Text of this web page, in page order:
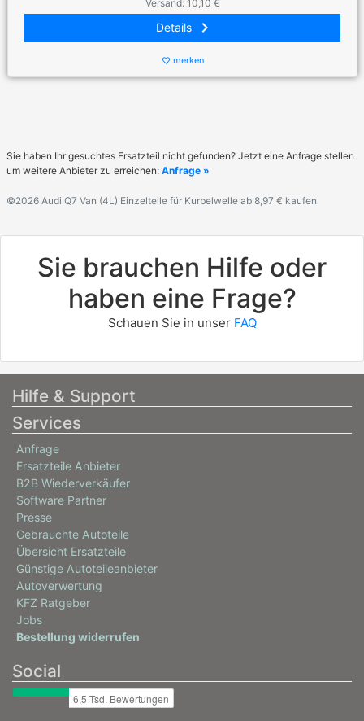
Versand: 10,10 €
Details keyboard_arrow_right
favorite_border merken
Sie haben Ihr gesuchtes Ersatzteil nicht gefunden? Jetzt eine Anfrage stellen
um weitere Anbieter zu erreichen: Anfrage »
©2026 Audi Q7 Van (4L) Einzelteile für Kurbelwelle ab 8,97 € kaufen
Sie brauchen Hilfe oder
haben eine Frage?
Schauen Sie in unser FAQ
Hilfe & Support
Services
Anfrage
Ersatzteile Anbieter
B2B Wiederverkäufer
Software Partner
Presse
Gebrauchte Autoteile
Übersicht Ersatzteile
Günstige Autoteileanbieter
Autoverwertung
KFZ Ratgeber
Jobs
Bestellung widerrufen
Social